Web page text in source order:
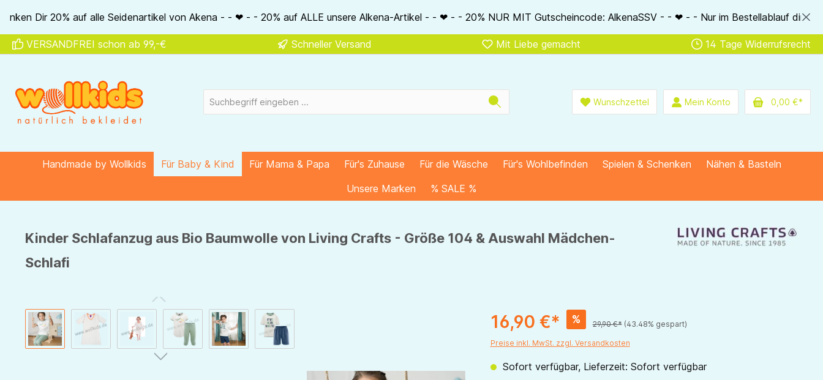
Zur Hauptnavigation springen
von Akena - - ❤ - - 20% auf ALLE unsere Alkena-Artikel - - ❤ - - 20% NUR MIT Gutscheincode: AlkenaSSV - - ❤ - - Nur im Bestellablauf direkt einlösbar - - ❤ - - nur bis
VERSANDFREI schon ab 99,-€ Schneller Versand Mit Liebe gemacht 14 Tage Widerrufsrecht
Wunschzettel Mein Konto 0,00 €*
Handmade by Wollkids Für Baby & Kind Für Mama & Papa Für's Zuhause Für die Wäsche Für's Wohlbefinden Spielen & Schenken
Nähen & Basteln
Unsere Marken
% SALE %
Kinder Schlafanzug aus Bio Baumwolle von Living Crafts - Größe 104 & Auswahl Mädchen-
Schlafi
Bildergalerie überspringen 16,90 €* % 29,90 €* (43.48% gespart)
Preise inkl. MwSt. zzgl. Versandkosten
Sofort verfügbar, Lieferzeit: Sofort verfügbar